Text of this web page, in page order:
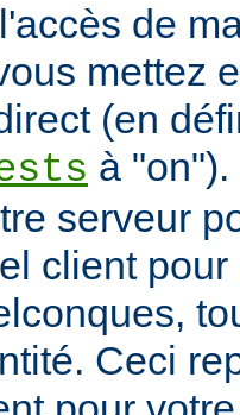
de
mettez
(en
à
serveur
client
Ceci